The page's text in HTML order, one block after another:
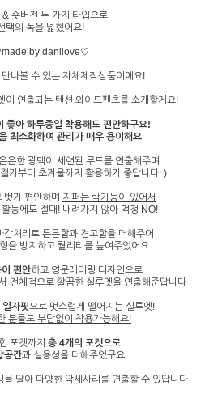
& 숏버전 두 가지 타입으로
택의 폭을 넓혔어요!
by danilove♡
나볼 수 있는 자체제작상품이에요!
이 연출되는 텐션 와이드팬츠를 소개할게요!
좋아 하루종일 착용해도 편안하구요!
최소화하여 관리가 매우 용이해요
은한 광택이 세련된 무드를 연출해주며
기부터 초겨울까지 활용하기 좋답니다: )
벗기 편안하며 지퍼는 락기능이 있어서
동에도 절대! 내려가지 않아 걱정 NO!
감처리로 튼튼함과 견고함을 더해주어
을 방지하고 퀄리티를 높여주었어요
편안하고 영문레터링 디자인으로
전체적으로 깔끔한 실루엣을 연출해준답니다
자핏으로 멋스럽게 떨어지는 실루엣!
분들도 부담없이 착용가능해요!
포켓까지 총 4개의 포켓으로
공간과 실용성을 더해주었구요
달아 다양한 악세사리를 연출할 수 있답니다